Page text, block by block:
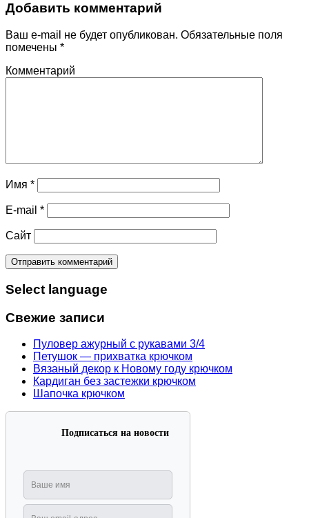
Добавить комментарий
Ваш e-mail не будет опубликован. Обязательные поля
помечены *
Комментарий
Имя *
E-mail *
Сайт
Select language
Свежие записи
Пуловер ажурный с рукавами 3/4
Петушок — прихватка крючком
Вязаный декор к Новому году крючком
Кардиган без застежки крючком
Шапочка крючком
Подписаться на новости